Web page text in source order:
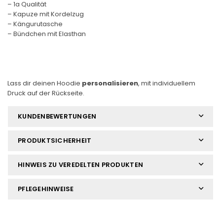
– 1a Qualität
– Kapuze mit Kordelzug
– Kängurutasche
– Bündchen mit Elasthan
Lass dir deinen Hoodie personalisieren, mit individuellem
Druck auf der Rückseite.
KUNDENBEWERTUNGEN
PRODUKTSICHERHEIT
HINWEIS ZU VEREDELTEN PRODUKTEN
PFLEGEHINWEISE